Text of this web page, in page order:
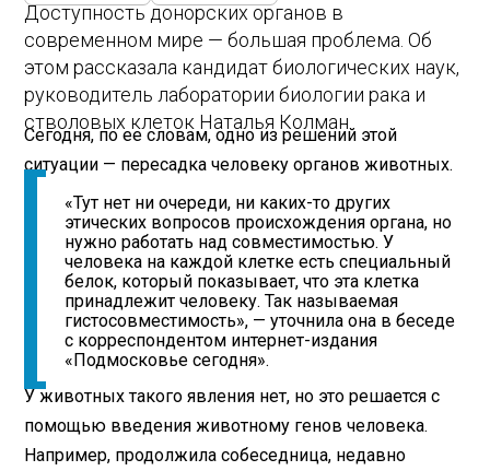
Доступность донорских органов в
современном мире — большая проблема. Об
этом рассказала кандидат биологических наук,
руководитель лаборатории биологии рака и
стволовых клеток Наталья Колман.
Сегодня, по ее словам, одно из решений этой
ситуации — пересадка человеку органов животных.
«Тут нет ни очереди, ни каких-то других
этических вопросов происхождения органа, но
нужно работать над совместимостью. У
человека на каждой клетке есть специальный
белок, который показывает, что эта клетка
принадлежит человеку. Так называемая
гистосовместимость», — уточнила она в беседе
с корреспондентом интернет-издания
«Подмосковье сегодня».
У животных такого явления нет, но это решается с
помощью введения животному генов человека.
Например, продолжила собеседница, недавно